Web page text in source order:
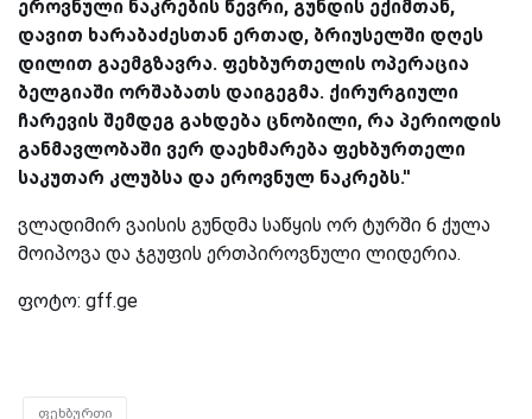
ეროვნული ნაკრების წევრი, გუნდის ექიმთან,
დავით ხარაბაძესთან ერთად, ბრიუსელში დღეს
დილით გაემგზავრა. ფეხბურთელის ოპერაცია
ბელგიაში ორშაბათს დაიგეგმა. ქირურგიული
ჩარევის შემდეგ გახდება ცნობილი, რა პერიოდის
განმავლობაში ვერ დაეხმარება ფეხბურთელი
საკუთარ კლუბსა და ეროვნულ ნაკრებს.''
ვლადიმირ ვაისის გუნდმა საწყის ორ ტურში 6 ქულა
მოიპოვა და ჯგუფის ერთპიროვნული ლიდერია.
ფოტო: gff.ge
ფეხბურთი